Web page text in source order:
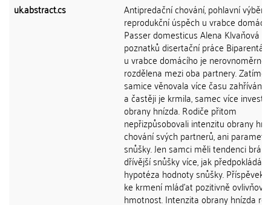
uk.abstract.cs
Antipredační chování, pohlavní výběr a
reprodukční úspěch u vrabce
Passer domesticus Alena Klvaňová
poznatků disertační práce
u vrabce domácího je nerovnoměrně
rozdělena mezi oba partnery. Zatímco
samice věnovala více času zahřívání
a častěji je krmila, samec více
obrany hnízda. Rodiče přitom
nepřizpůsobovali intenzitu obrany
chování svých partnerů, ani
snůšky. Jen samci měli tendenci bránit
dřívější snůšky více, jak předpokládá
hypotéza hodnoty snůšky. Příspěvek
ke krmení mláďat pozitivně
hmotnost. Intenzita obrany hnízda